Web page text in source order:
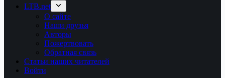
LTB.net
О сайте
Наши друзья
Авторы
Пожертвовать
Обратная связь
Статьи наших читателей
Войти